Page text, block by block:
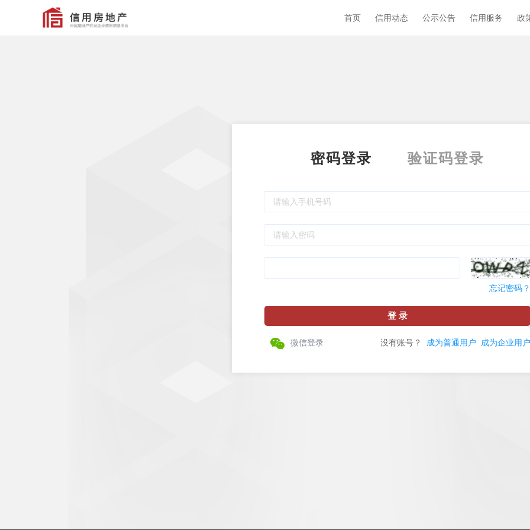
首页 信用动态 公示公告 信用服务 政
密码登录 验证码登录
忘记密码？
微信登录 没有账号？ 成为普通用户 成为企业用户